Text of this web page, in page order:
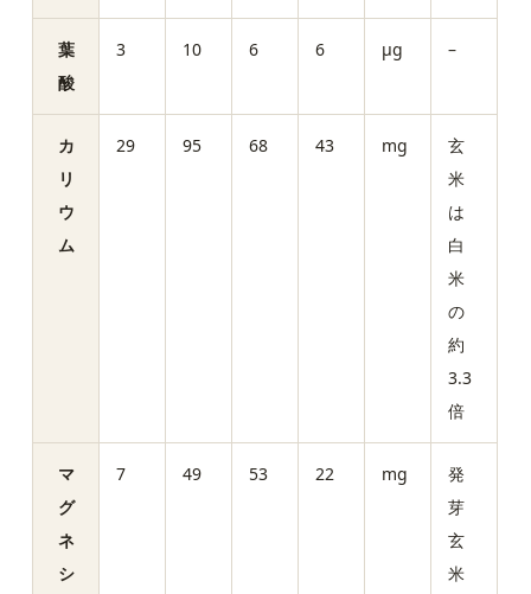
葉
酸
3 10 6 6 µg –
カ
リ
ウ
ム
29 95 68 43 mg
玄
米
は
白
米
の
約
3.3
倍
マ
グ
ネ
シ
7 49 53 22 mg
発
芽
玄
米